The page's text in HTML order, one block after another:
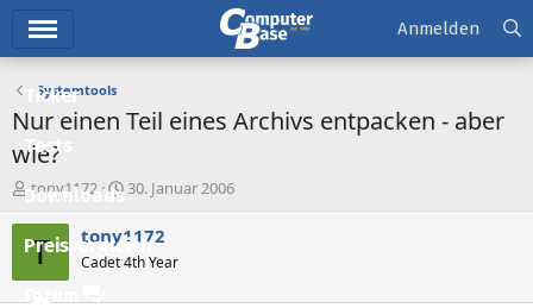
Ticker
Tests
Downloads
Preisvergleich
Forum
Anmelden
Systemtools
Nur einen Teil eines Archivs entpacken - aber
wie?
E
r
s
t
tony1172
E
s
e
30. Januar 2006
T tony1172
Cadet 4th Year